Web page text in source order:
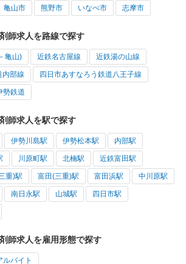
亀山市 熊野市 いなべ市 志摩市
師求人を路線で探す
亀山) 近鉄名古屋線 近鉄湯の山線
内部線 四日市あすなろう鉄道八王子線
勢鉄道
師求人を駅で探す
伊勢川島駅 伊勢松本駅 内部駅
川原町駅 北楠駅 近鉄富田駅
重)駅 富田(三重)駅 富田浜駅 中川原駅
南日永駅 山城駅 四日市駅
師求人を雇用形態で探す
ルバイト